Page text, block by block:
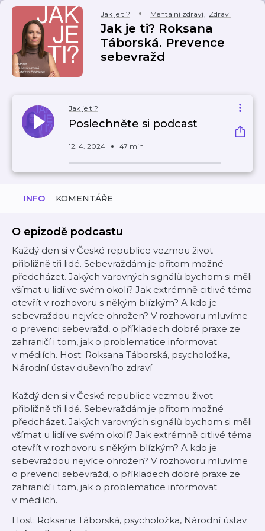
Jak je ti? Mentální zdraví, Zdraví
Jak je ti? Roksana
Táborská. Prevence
sebevražd
Jak je ti?
Poslechněte si podcast
12. 4. 2024 47 min
INFO KOMENTÁŘE
O epizodě podcastu
Každý den si v České republice vezmou život
přibližně tři lidé. Sebevraždám je přitom možné
předcházet. Jakých varovných signálů bychom si měli
všímat u lidí ve svém okolí? Jak extrémně citlivé téma
otevřít v rozhovoru s někým blízkým? A kdo je
sebevraždou nejvíce ohrožen? V rozhovoru mluvíme
o prevenci sebevražd, o příkladech dobré praxe ze
zahraničí i tom, jak o problematice informovat
v médiích. Host: Roksana Táborská, psycholožka,
Národní ústav duševního zdraví
Každý den si v České republice vezmou život
přibližně tři lidé. Sebevraždám je přitom možné
předcházet. Jakých varovných signálů bychom si měli
všímat u lidí ve svém okolí? Jak extrémně citlivé téma
otevřít v rozhovoru s někým blízkým? A kdo je
sebevraždou nejvíce ohrožen? V rozhovoru mluvíme
o prevenci sebevražd, o příkladech dobré praxe ze
zahraničí i tom, jak o problematice informovat
v médiích.
Host: Roksana Táborská, psycholožka, Národní ústav